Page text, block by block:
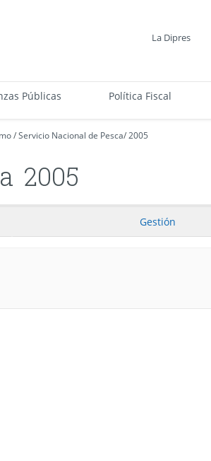
Públicas Política Fiscal
La Dipres
/Servicio Nacional de Pesca/2005
2005
Gestión